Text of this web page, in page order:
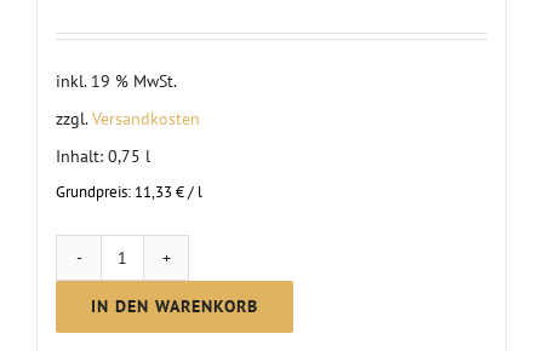
inkl. 19 % MwSt.
zzgl.Versandkosten
Inhalt: 0,75 l
Grundpreis: 11,33 €/ l
Wein
des
Abiturjahrgangs
IN DEN WARENKORB